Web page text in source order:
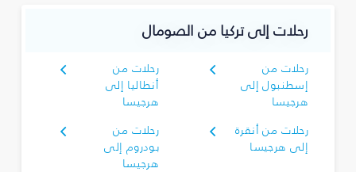
رحلات إلى تركيا من الصومال
رحلات من
إسطنبول إلى
هرجيسا
رحلات من
أنطاليا إلى
هرجيسا
رحلات من أنقرة
إلى هرجيسا
رحلات من
بودروم إلى
هرجيسا